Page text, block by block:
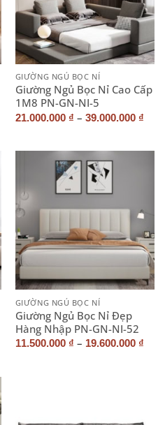
GIƯỜNG NGỦ BỌC NỈ
Giường Ngủ Bọc Nỉ Cao Cấp
1M8 PN-GN-NI-5
21.000.000 ₫ – 39.000.000 ₫
GIƯỜNG NGỦ BỌC NỈ
Giường Ngủ Bọc Nỉ Đẹp
Hàng Nhập PN-GN-NI-52
11.500.000 ₫ – 19.600.000 ₫